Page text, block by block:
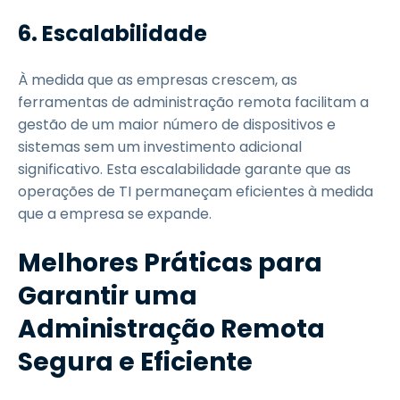
6. Escalabilidade
À medida que as empresas crescem, as
ferramentas de administração remota facilitam a
gestão de um maior número de dispositivos e
sistemas sem um investimento adicional
significativo. Esta escalabilidade garante que as
operações de TI permaneçam eficientes à medida
que a empresa se expande.
Melhores Práticas para
Garantir uma
Administração Remota
Segura e Eficiente